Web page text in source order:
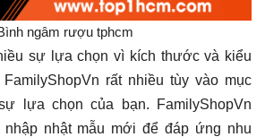
ngâm rượu tphcm
sự lựa chọn vì kích thước và kiểu
rất nhiều tùy vào mục
lựa chọn của bạn. FamilyShopVn
nhật mẫu mới để đáp ứng nhu